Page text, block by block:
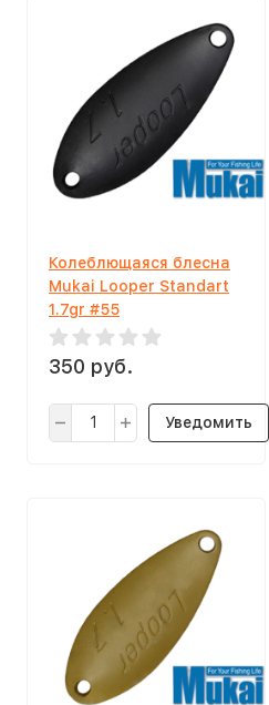
Колеблющаяся блесна
Mukai Looper Standart
1.7gr #55
350 руб.
Уведомить